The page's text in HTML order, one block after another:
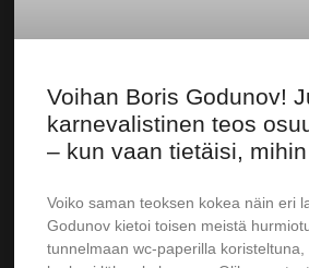
Voihan Boris Godunov!
karnevalistinen teos
– kun vaan tietäisi,
Voiko saman teoksen kokea näin eri
Godunov kietoi toisen meistä
tunnelmaan wc-paperilla